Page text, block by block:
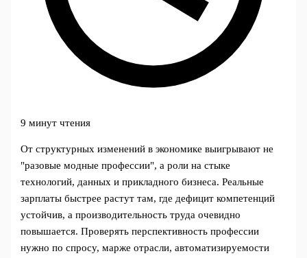
9 минут чтения
От структурных изменений в экономике выигрывают не
"разовые модные профессии", а роли на стыке
технологий, данных и прикладного бизнеса. Реальные
зарплаты быстрее растут там, где дефицит компетенций
устойчив, а производительность труда очевидно
повышается. Проверять перспективность профессии
нужно по спросу, марже отрасли, автоматизируемости